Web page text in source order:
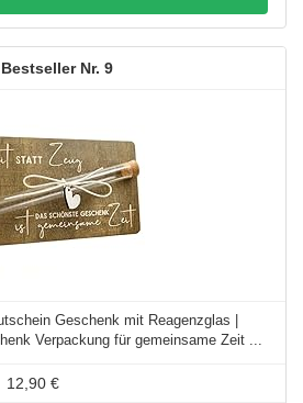
9
Geschenk mit Reagenzglas |
Verpackung für gemeinsame Zeit ...
12,90 €